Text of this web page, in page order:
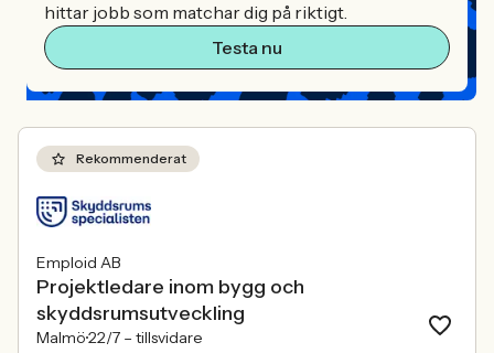
hittar jobb som matchar dig på riktigt.
Testa nu
Rekommenderat
Emploid AB
Projektledare inom bygg och
skyddsrumsutveckling
Malmö22/7 – tillsvidare